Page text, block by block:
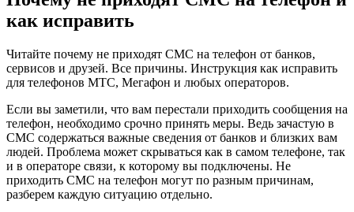
как исправить
Читайте почему не приходят СМС на телефон от банков,
сервисов и друзей. Все причины. Инструкция как исправить
для телефонов МТС, Мегафон и любых операторов.
Если вы заметили, что вам перестали приходить сообщения на
телефон, необходимо срочно принять меры. Ведь зачастую в
СМС содержаться важные сведения от банков и близких вам
людей. Проблема может скрываться как в самом телефоне, так
и в операторе связи, к которому вы подключены. Не
приходить СМС на телефон могут по разным причинам,
разберем каждую ситуацию отдельно.